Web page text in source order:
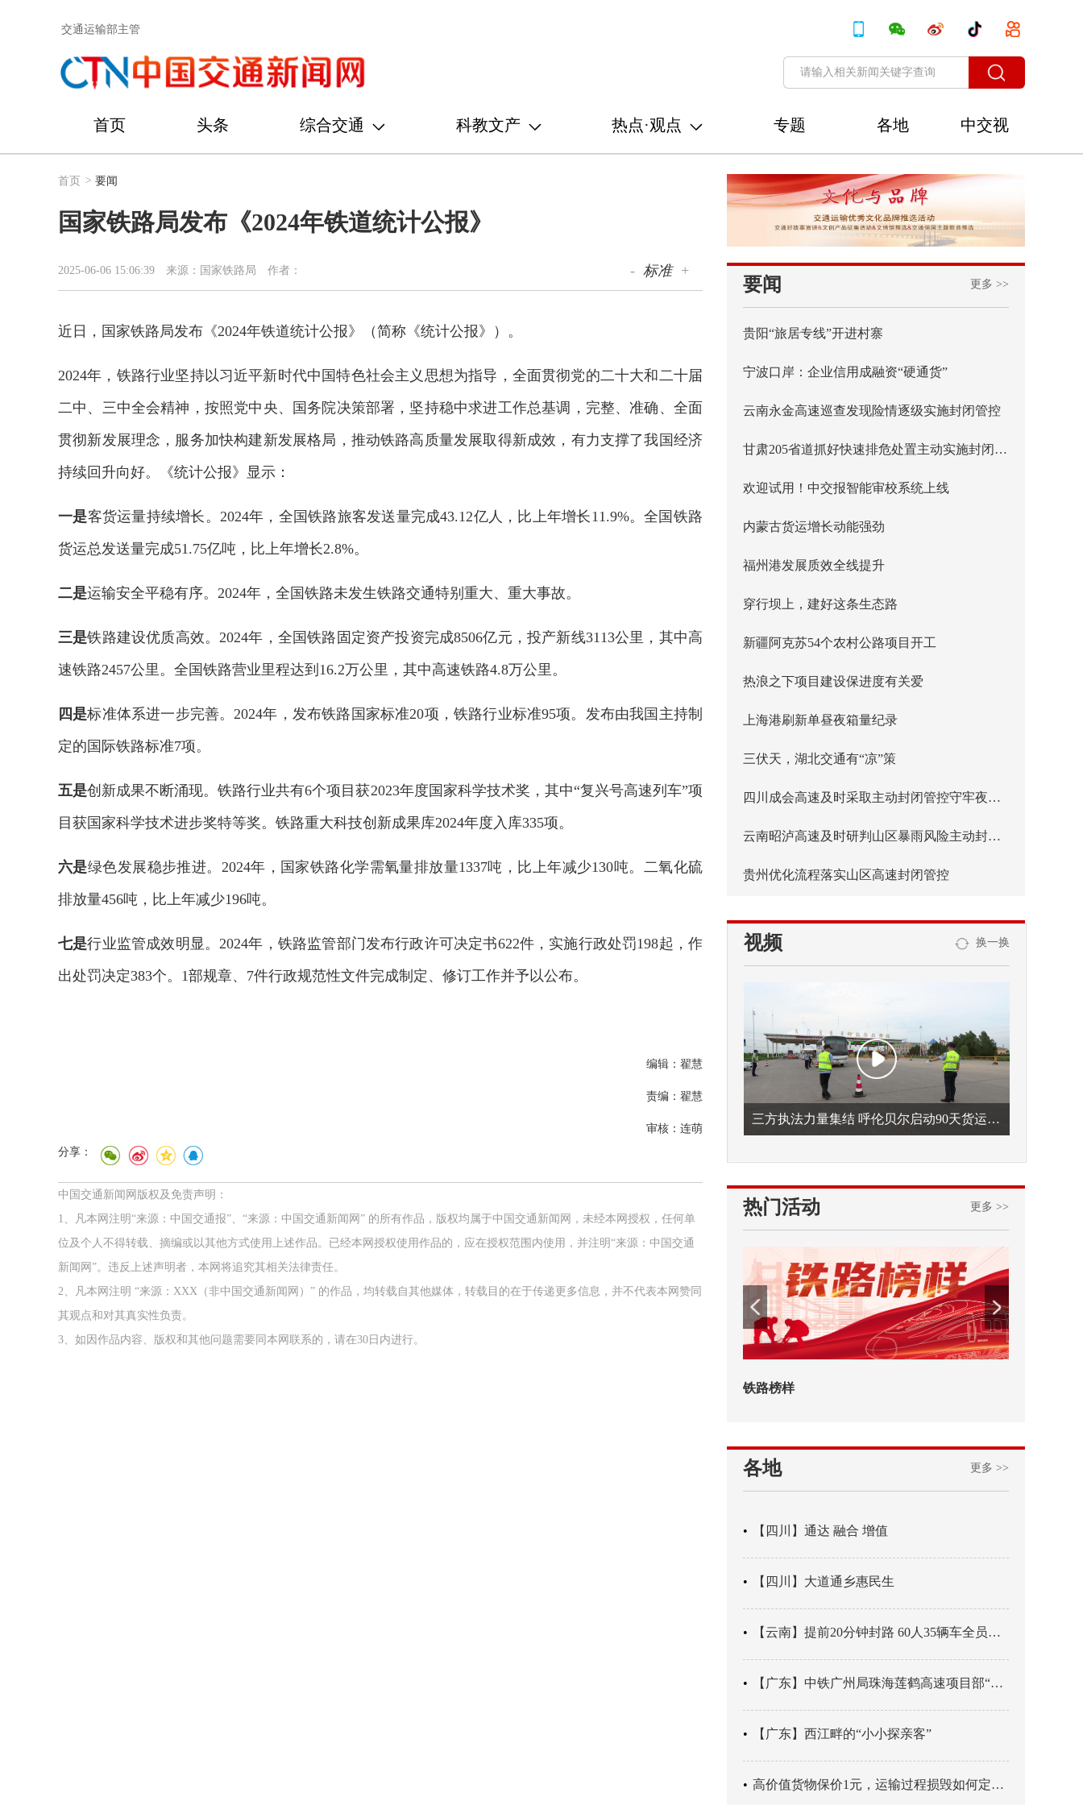
交通运输部主管
首页 头条 综合交通 科教文产 热点·观点 专题 各地
中交视
讯
首页 > 要闻
国家铁路局发布《2024年铁道统计公报》
2025-06-06 15:06:39 来源：国家铁路局 作者： - 标准 +
近日，国家铁路局发布《2024年铁道统计公报》（简称《统计公报》）。
2024年，铁路行业坚持以习近平新时代中国特色社会主义思想为指导，全面贯彻党的二十大和二十届
二中、三中全会精神，按照党中央、国务院决策部署，坚持稳中求进工作总基调，完整、准确、全面
贯彻新发展理念，服务加快构建新发展格局，推动铁路高质量发展取得新成效，有力支撑了我国经济
持续回升向好。《统计公报》显示：
一是客货运量持续增长。2024年，全国铁路旅客发送量完成43.12亿人，比上年增长11.9%。全国铁路
货运总发送量完成51.75亿吨，比上年增长2.8%。
二是运输安全平稳有序。2024年，全国铁路未发生铁路交通特别重大、重大事故。
三是铁路建设优质高效。2024年，全国铁路固定资产投资完成8506亿元，投产新线3113公里，其中高
速铁路2457公里。全国铁路营业里程达到16.2万公里，其中高速铁路4.8万公里。
四是标准体系进一步完善。2024年，发布铁路国家标准20项，铁路行业标准95项。发布由我国主持制
定的国际铁路标准7项。
五是创新成果不断涌现。铁路行业共有6个项目获2023年度国家科学技术奖，其中“复兴号高速列车”项
目获国家科学技术进步奖特等奖。铁路重大科技创新成果库2024年度入库335项。
六是绿色发展稳步推进。2024年，国家铁路化学需氧量排放量1337吨，比上年减少130吨。二氧化硫
排放量456吨，比上年减少196吨。
七是行业监管成效明显。2024年，铁路监管部门发布行政许可决定书622件，实施行政处罚198起，作
出处罚决定383个。1部规章、7件行政规范性文件完成制定、修订工作并予以公布。
编辑：翟慧
责编：翟慧
审核：连萌
分享：
中国交通新闻网版权及免责声明：
1、凡本网注明“来源：中国交通报”、“来源：中国交通新闻网” 的所有作品，版权均属于中国交通新闻网，未经本网授权，任何单
位及个人不得转载、摘编或以其他方式使用上述作品。已经本网授权使用作品的，应在授权范围内使用，并注明“来源：中国交通
新闻网”。违反上述声明者，本网将追究其相关法律责任。
2、凡本网注明 “来源：XXX（非中国交通新闻网）” 的作品，均转载自其他媒体，转载目的在于传递更多信息，并不代表本网赞同
其观点和对其真实性负责。
3、如因作品内容、版权和其他问题需要同本网联系的，请在30日内进行。
要闻 更多 >>
贵阳“旅居专线”开进村寨
宁波口岸：企业信用成融资“硬通货”
云南永金高速巡查发现险情逐级实施封闭管控
甘肃205省道抓好快速排危处置主动实施封闭管控
欢迎试用！中交报智能审校系统上线
内蒙古货运增长动能强劲
福州港发展质效全线提升
穿行坝上，建好这条生态路
新疆阿克苏54个农村公路项目开工
热浪之下项目建设保进度有关爱
上海港刷新单昼夜箱量纪录
三伏天，湖北交通有“凉”策
四川成会高速及时采取主动封闭管控守牢夜间安全防线
云南昭泸高速及时研判山区暴雨风险主动封闭管控
贵州优化流程落实山区高速封闭管控
视频 换一换
三方执法力量集结 呼伦贝尔启动90天货运车辆违法专项整治
热门活动 更多 >>
2026年中国航海日论坛
各地 更多 >>
【四川】通达 融合 增值
【四川】大道通乡惠民生
【云南】提前20分钟封路 60人35辆车全员平安
【广东】中铁广州局珠海莲鹤高速项目部“靶向施训”筑牢应急处置防线
【广东】西江畔的“小小探亲客”
高价值货物保价1元，运输过程损毁如何定责？